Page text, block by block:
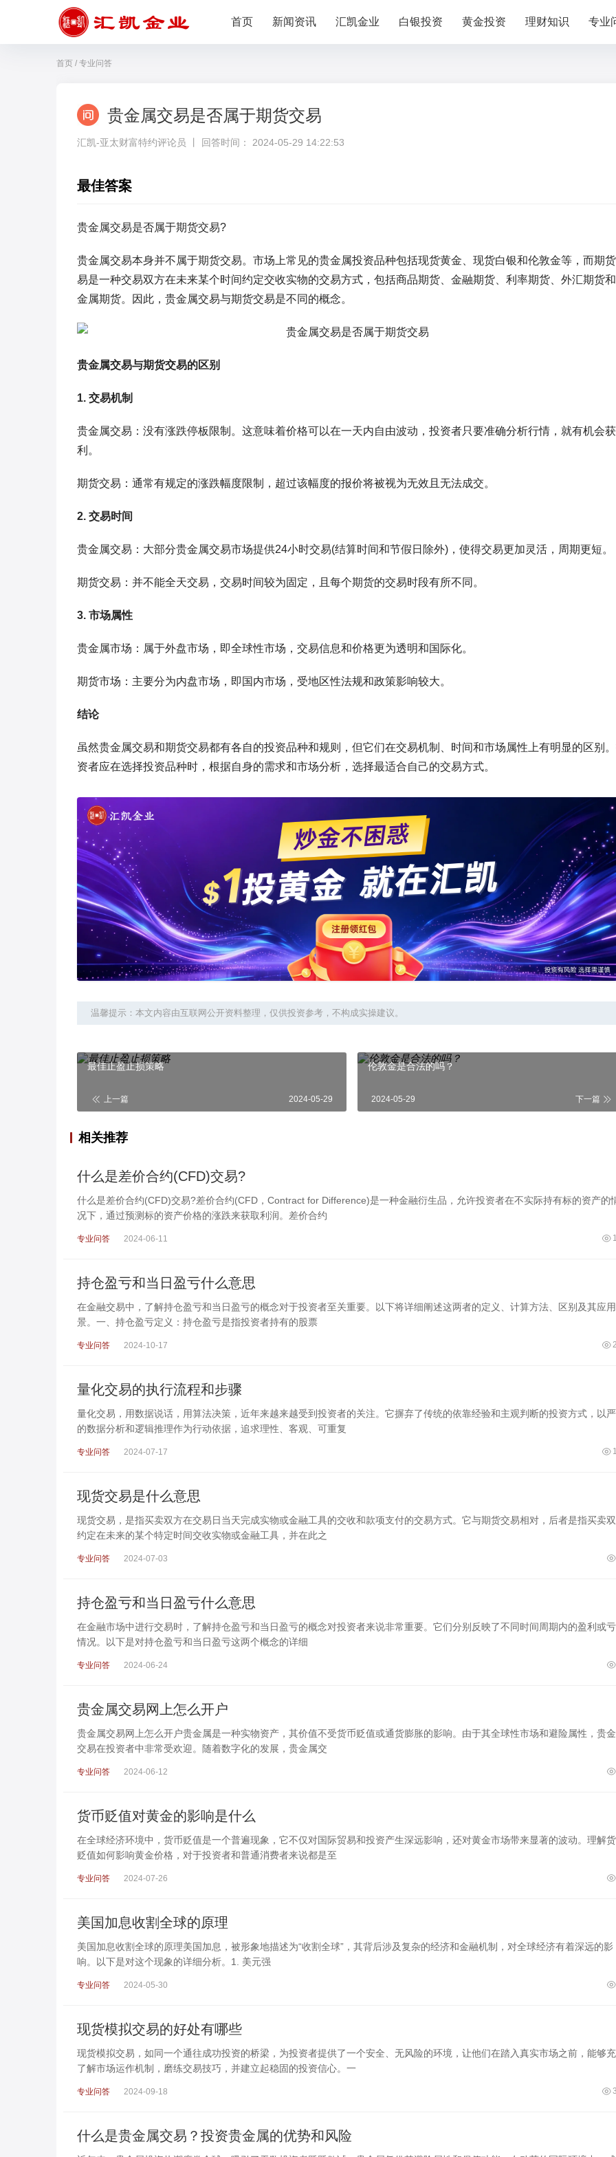
首页 新闻资讯 汇凯金业 白银投资 黄金投资 理财知识 专业
首页 / 专业问答
贵金属交易是否属于期货交易
汇凯-亚太财富特约评论员 丨 回答时间： 2024-05-29 14:22:53
最佳答案
贵金属交易是否属于期货交易?
贵金属交易本身并不属于期货交易。市场上常见的贵金属投资品种包括现货黄金、现货白银和伦敦金等，而期
易是一种交易双方在未来某个时间约定交收实物的交易方式，包括商品期货、金融期货、利率期货、外汇期货
金属期货。因此，贵金属交易与期货交易是不同的概念。
贵金属交易与期货交易的区别
1. 交易机制
贵金属交易：没有涨跌停板限制。这意味着价格可以在一天内自由波动，投资者只要准确分析行情，就有机会获
利。
期货交易：通常有规定的涨跌幅度限制，超过该幅度的报价将被视为无效且无法成交。
2. 交易时间
贵金属交易：大部分贵金属交易市场提供24小时交易(结算时间和节假日除外)，使得交易更加灵活，周期更短。
期货交易：并不能全天交易，交易时间较为固定，且每个期货的交易时段有所不同。
3. 市场属性
贵金属市场：属于外盘市场，即全球性市场，交易信息和价格更为透明和国际化。
期货市场：主要分为内盘市场，即国内市场，受地区性法规和政策影响较大。
结论
虽然贵金属交易和期货交易都有各自的投资品种和规则，但它们在交易机制、时间和市场属性上有明显的区别
资者应在选择投资品种时，根据自身的需求和市场分析，选择最适合自己的交易方式。
温馨提示：本文内容由互联网公开资料整理，仅供投资参考，不构成实操建议。
最佳止盈止损策略
上一篇 2024-05-29
伦敦金是合法的吗？
2024-05-29 下一篇
相关推荐
什么是差价合约(CFD)交易?
什么是差价合约(CFD)交易?差价合约(CFD，Contract for Difference)是一种金融衍生品，允许投资者在不实际持有标的资产的
况下，通过预测标的资产价格的涨跌来获取利润。差价合约
专业问答 2024-06-11
持仓盈亏和当日盈亏什么意思
在金融交易中，了解持仓盈亏和当日盈亏的概念对于投资者至关重要。以下将详细阐述这两者的定义、计算方法、区别及其应
景。一、持仓盈亏定义：持仓盈亏是指投资者持有的股票
专业问答 2024-10-17
量化交易的执行流程和步骤
量化交易，用数据说话，用算法决策，近年来越来越受到投资者的关注。它摒弃了传统的依靠经验和主观判断的投资方式，以
的数据分析和逻辑推理作为行动依据，追求理性、客观、可重复
专业问答 2024-07-17
现货交易是什么意思
现货交易，是指买卖双方在交易日当天完成实物或金融工具的交收和款项支付的交易方式。它与期货交易相对，后者是指买卖
约定在未来的某个特定时间交收实物或金融工具，并在此之
专业问答 2024-07-03
持仓盈亏和当日盈亏什么意思
在金融市场中进行交易时，了解持仓盈亏和当日盈亏的概念对投资者来说非常重要。它们分别反映了不同时间周期内的盈利或
情况。以下是对持仓盈亏和当日盈亏这两个概念的详细
专业问答 2024-06-24
贵金属交易网上怎么开户
贵金属交易网上怎么开户贵金属是一种实物资产，其价值不受货币贬值或通货膨胀的影响。由于其全球性市场和避险属性，贵
交易在投资者中非常受欢迎。随着数字化的发展，贵金属交
专业问答 2024-06-12
货币贬值对黄金的影响是什么
在全球经济环境中，货币贬值是一个普遍现象，它不仅对国际贸易和投资产生深远影响，还对黄金市场带来显著的波动。理解
贬值如何影响黄金价格，对于投资者和普通消费者来说都是至
专业问答 2024-07-26
美国加息收割全球的原理
美国加息收割全球的原理美国加息，被形象地描述为“收割全球”，其背后涉及复杂的经济和金融机制，对全球经济有着深远的影
响。以下是对这个现象的详细分析。1. 美元强
专业问答 2024-05-30
现货模拟交易的好处有哪些
现货模拟交易，如同一个通往成功投资的桥梁，为投资者提供了一个安全、无风险的环境，让他们在踏入真实市场之前，能够
了解市场运作机制，磨练交易技巧，并建立起稳固的投资信心。一
专业问答 2024-09-18
什么是贵金属交易？投资贵金属的优势和风险